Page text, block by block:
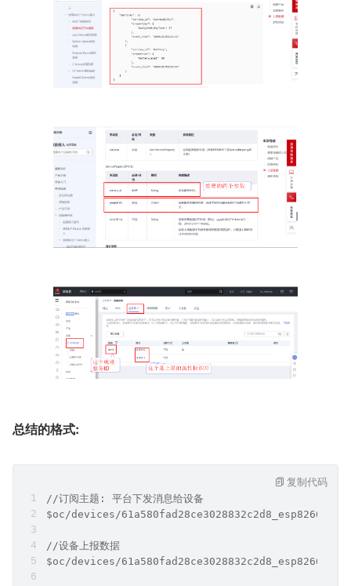
总结的格式:
//订阅主题: 平台下发消息给设备
$oc/devices/
//设备上报数据
$oc/devices/
复制代码